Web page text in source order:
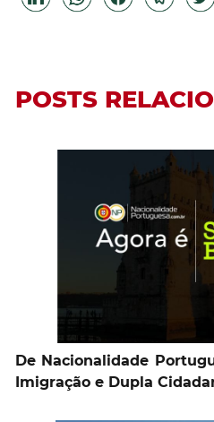
POSTS
De Nacionalidade
Imigração e Dupla